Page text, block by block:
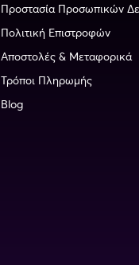
Προστασία Προσωπικών
Πολιτική Επιστροφών
Αποστολές & Μεταφορικά
Τρόποι Πληρωμής
Blog